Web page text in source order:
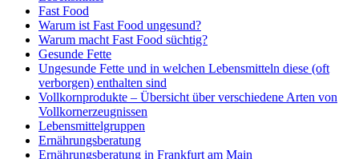
Fast Food
Warum ist Fast Food ungesund?
Warum macht Fast Food süchtig?
Gesunde Fette
Ungesunde Fette und in welchen Lebensmitteln diese (oft
verborgen) enthalten sind
Vollkornprodukte – Übersicht über verschiedene Arten von
Vollkornerzeugnissen
Lebensmittelgruppen
Ernährungsberatung
Ernährungsberatung in Frankfurt am Main